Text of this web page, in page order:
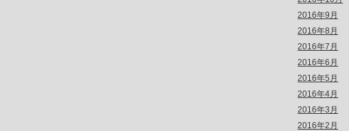
2016年9月
2016年8月
2016年7月
2016年6月
2016年5月
2016年4月
2016年3月
2016年2月